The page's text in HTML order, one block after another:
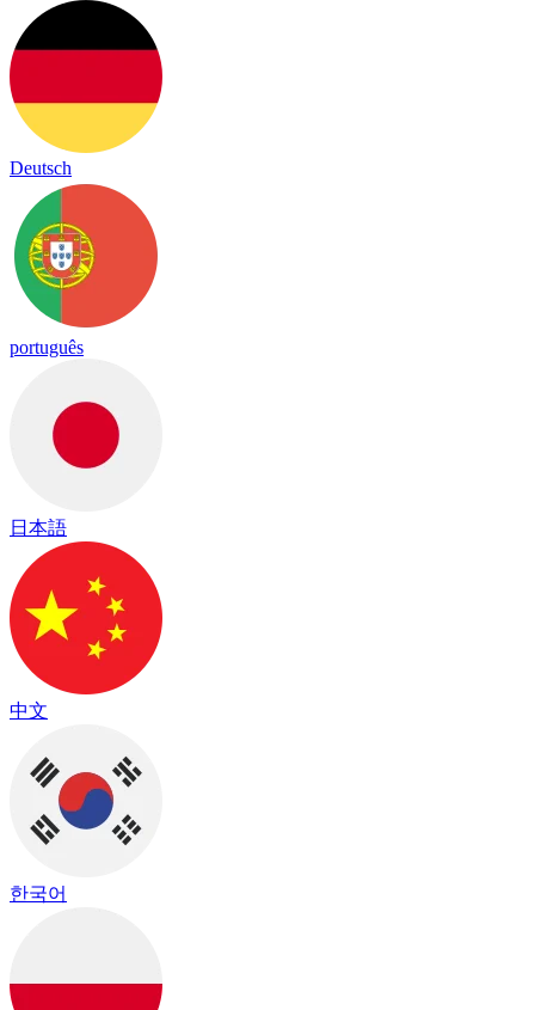
Deutsch
português
日本語
中文
한국어